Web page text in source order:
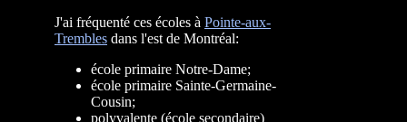
J'ai fréquenté ces écoles à Pointe-aux-
Trembles dans l'est de Montréal:
école primaire Notre-Dame;
école primaire Sainte-Germaine-
Cousin;
polyvalente (école secondaire)